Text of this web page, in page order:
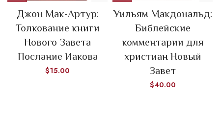
Джон Мак-Артур:
Толкование книги
Нового Завета
Послание Иакова
$15.00
Уильям Макдональд:
Библейские
комментарии для
христиан Новый
Завет
$40.00